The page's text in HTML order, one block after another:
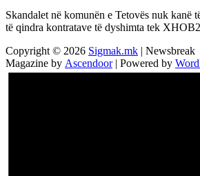
Skandalet në komunën e Tetovës nuk kanë
të qindra kontratave të dyshimta tek
Copyright © 2026 Sigmak.mk | Newsbreak
Magazine by Ascendoor| Powered by